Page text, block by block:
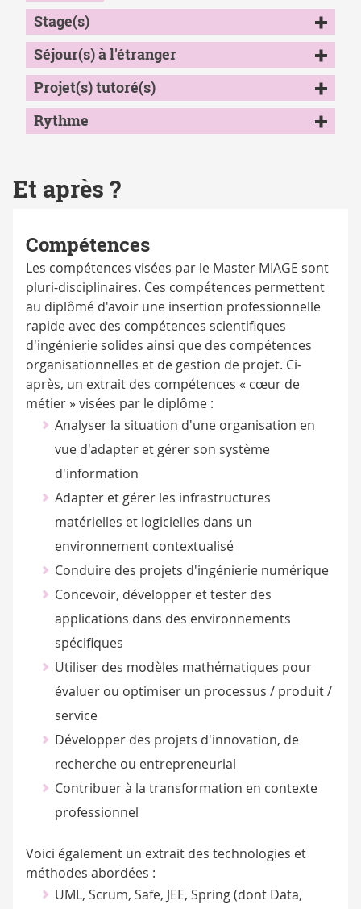
Stage(s)
Séjour(s) à l'étranger
Projet(s) tutoré(s)
Rythme
Et après ?
Compétences
Les compétences visées par le Master MIAGE sont
pluri-disciplinaires. Ces compétences permettent
au diplômé d'avoir une insertion professionnelle
rapide avec des compétences scientifiques
d'ingénierie solides ainsi que des compétences
organisationnelles et de gestion de projet. Ci-
après, un extrait des compétences « cœur de
métier » visées par le diplôme :
Analyser la situation d'une organisation en
vue d'adapter et gérer son système
d'information
Adapter et gérer les infrastructures
matérielles et logicielles dans un
environnement contextualisé
Conduire des projets d'ingénierie numérique
Concevoir, développer et tester des
applications dans des environnements
spécifiques
Utiliser des modèles mathématiques pour
évaluer ou optimiser un processus / produit /
service
Développer des projets d'innovation, de
recherche ou entrepreneurial
Contribuer à la transformation en contexte
professionnel
Voici également un extrait des technologies et
méthodes abordées :
UML, Scrum, Safe, JEE, Spring (dont Data,